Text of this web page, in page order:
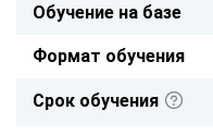
Обучение на базе
Формат обучения
Срок обучения